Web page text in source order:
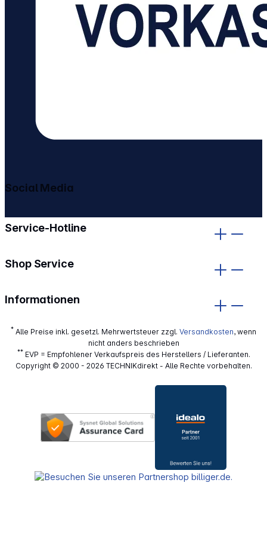
Service-Hotline
Shop Service
Informationen
Social Media
* Alle Preise inkl. gesetzl. Mehrwertsteuer zzgl. Versandkosten, wenn
nicht anders beschrieben
**EVP = Empfohlener Verkaufspreis des Herstellers / Lieferanten.
Copyright © 2000 - 2026 TECHNIKdirekt - Alle Rechte vorbehalten.